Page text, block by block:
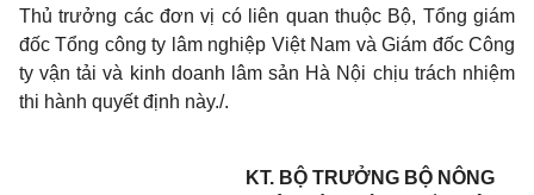
Thủ trưởng các đơn vị có liên quan thuộc Bộ, Tổng giám
đốc Tổng công ty lâm nghiệp Việt Nam và Giám đốc Công
ty vận tải và kinh doanh lâm sản Hà Nội chịu trách nhiệm
thi hành quyết định này./.
KT. BỘ TRƯỞNG BỘ NÔNG